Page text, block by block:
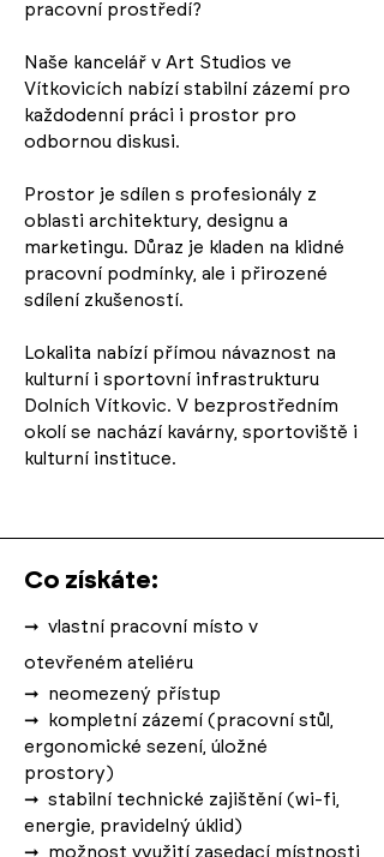
pracovní prostředí?
Naše kancelář v Art Studios ve
Vítkovicích nabízí stabilní zázemí pro
každodenní práci i prostor pro
odbornou diskusi.
Prostor je sdílen s profesionály z
oblasti architektury, designu a
marketingu. Důraz je kladen na klidné
pracovní podmínky, ale i přirozené
sdílení zkušeností.
Lokalita nabízí přímou návaznost na
kulturní i sportovní infrastrukturu
Dolních Vítkovic. V bezprostředním
okolí se nachází kavárny, sportoviště i
kulturní instituce.
Co získáte:
➞ vlastní pracovní místo v
otevřeném ateliéru
➞ neomezený přístup
➞
kompletní zázemí (pracovní stůl,
ergonomické sezení, úložné
prostory)
➞ stabilní technické zajištění (wi-fi,
energie, pravidelný úklid)
➞ možnost využití zasedací místnosti